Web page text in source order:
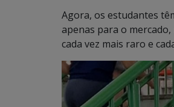
Agora, os estudantes
apenas para o
cada vez mais raro e